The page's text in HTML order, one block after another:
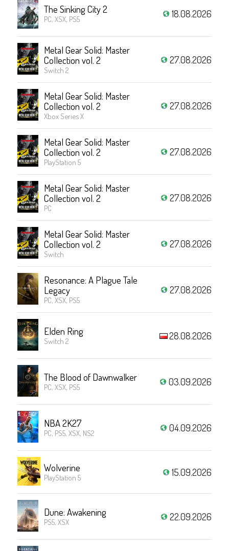
The Sinking City 2
PC, XSX, PS5 18.08.2026
Metal Gear Solid: Master
Collection vol. 2
Switch 2
27.08.2026
Metal Gear Solid: Master
Collection vol. 2
Xbox Series X
27.08.2026
Metal Gear Solid: Master
Collection vol. 2
PlayStation 5
27.08.2026
Metal Gear Solid: Master
Collection vol. 2
PC
27.08.2026
Metal Gear Solid: Master
Collection vol. 2
Switch
27.08.2026
Resonance: A Plague Tale
Legacy
PC, XSX, PS5
27.08.2026
Elden Ring
Switch 2 28.08.2026
The Blood of Dawnwalker
PC, XSX, PS5 03.09.2026
NBA 2K27
PC, PS5, XSX, NS2 04.09.2026
Wolverine
PlayStation 5 15.09.2026
Dune: Awakening
PS5, XSX 22.09.2026